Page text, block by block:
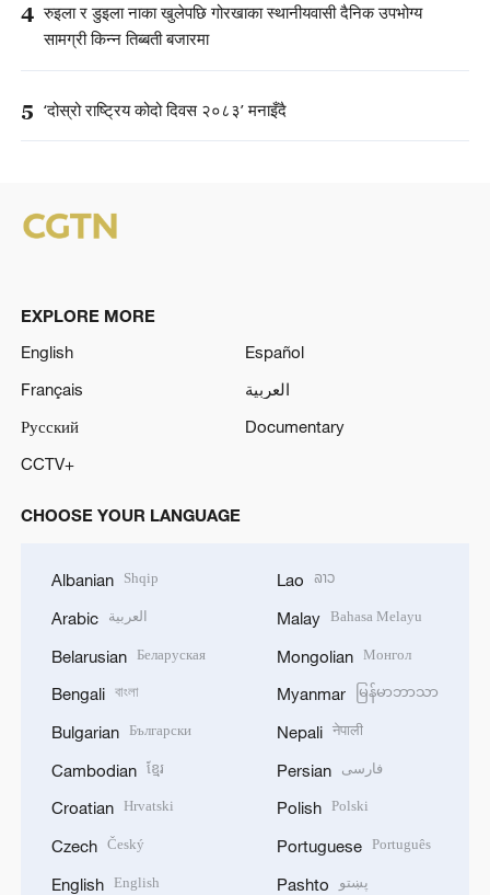
4 रुइला र डुइला नाका खुलेपछि गोरखाका स्थानीयवासी दैनिक उपभोग्य
सामग्री किन्न तिब्बती बजारमा
5 ‘दोस्रो राष्ट्रिय कोदो दिवस २०८३’ मनाइँदै
EXPLORE MORE
English
Español
Français
العربية
Русский
Documentary
CCTV+
CHOOSE YOUR LANGUAGE
Albanian Shqip
Arabic العربية
Belarusian Беларуская
Bengali বাংলা
Bulgarian Български
Cambodian ខ្មែរ
Croatian Hrvatski
Czech Český
English English
Lao ລາວ
Malay Bahasa Melayu
Mongolian Монгол
Myanmar မြန်မာဘာသာ
Nepali नेपाली
Persian فارسی
Polish Polski
Portuguese Português
Pashto پښتو